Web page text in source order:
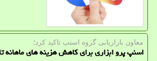
معاون بازاریابی گروه اسنپ تاكید كرد؛
اسنپ پرو ابزاری برای کاهش هزینه های ماهانه تا 5 میلیون تومان